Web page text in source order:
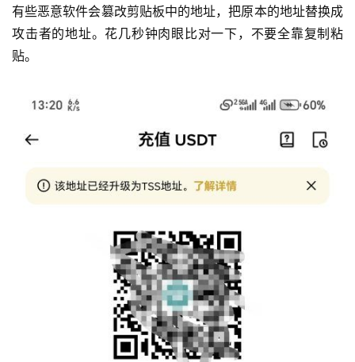
有些恶意软件会篡改剪贴板中的地址，把原本的地址替换成
攻击者的地址。花几秒钟肉眼比对一下，不要全靠复制粘
贴。